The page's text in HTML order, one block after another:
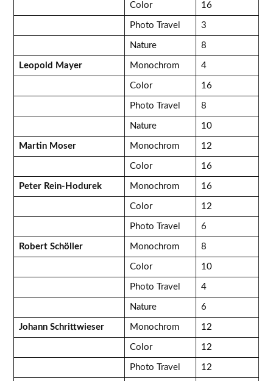
Color 16
Photo Travel 3
Nature 8
Leopold Mayer Monochrom 4
Color 16
Photo Travel 8
Nature 10
Martin Moser Monochrom 12
Color 16
Peter Rein-Hodurek Monochrom 16
Color 12
Photo Travel 6
Robert Schöller Monochrom 8
Color 10
Photo Travel 4
Nature 6
Johann Schrittwieser Monochrom 12
Color 12
Photo Travel 12